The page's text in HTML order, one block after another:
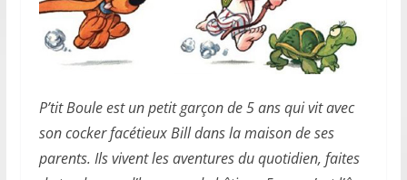
P’tit Boule est un petit garçon de 5 ans qui vit avec
son cocker facétieux Bill dans la maison de ses
parents. Ils vivent les aventures du quotidien, faites